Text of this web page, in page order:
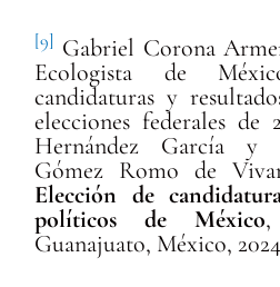
[9] Gabriel Corona
Ecologista de
candidaturas y
elecciones federales de
Hernández García y
Gómez Romo de
Elección de
políticos de México,
Guanajuato, México,